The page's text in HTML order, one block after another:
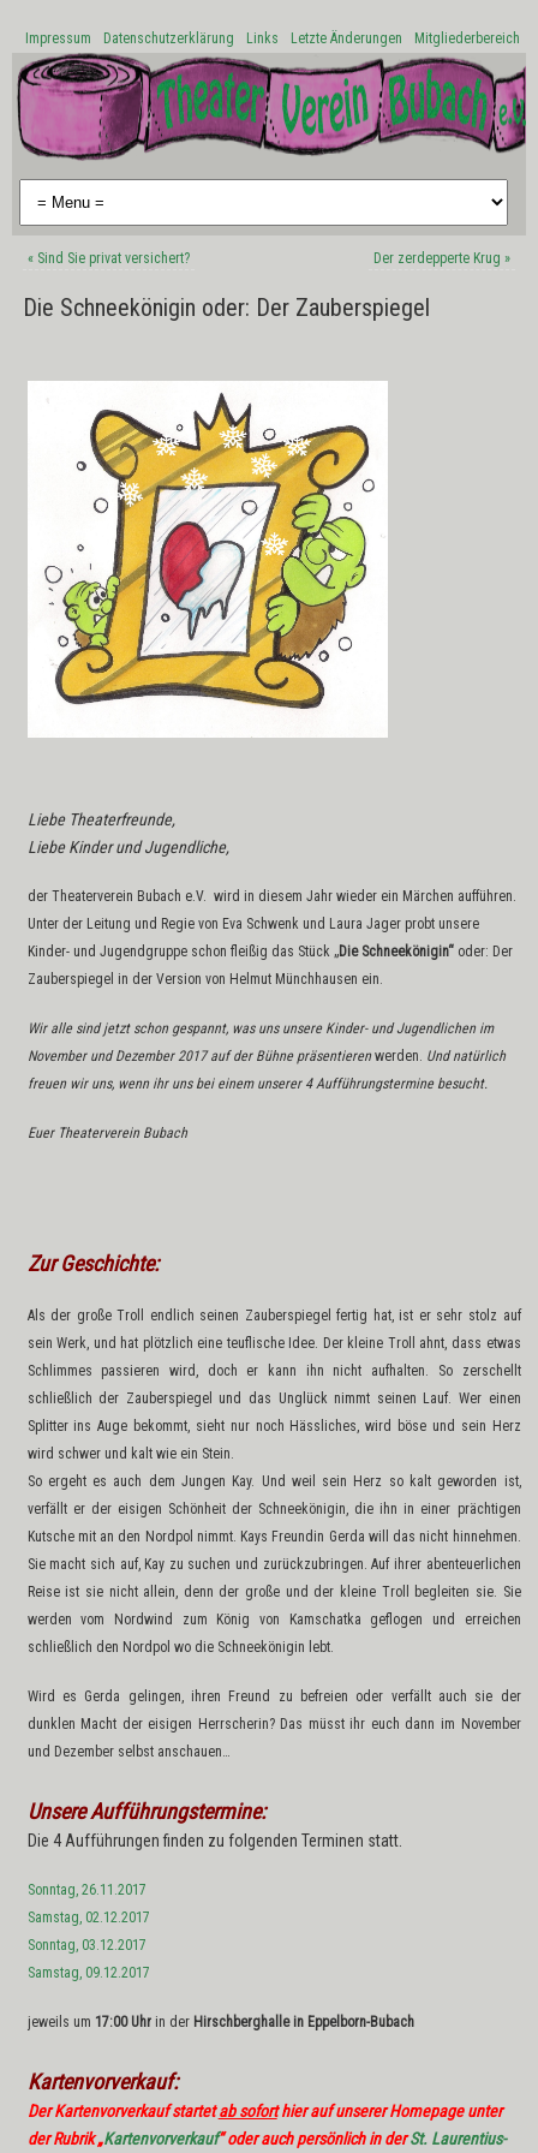
Impressum Datenschutzerklärung Links Letzte Änderungen Mitgliederbereich
«Sind Sie privat versichert? Der zerdepperte Krug»
Die Schneekönigin oder: Der Zauberspiegel
Liebe Theaterfreunde,
Liebe Kinder und Jugendliche,
der Theaterverein Bubach e.V. wird in diesem Jahr wieder ein Märchen aufführen.
Unter der Leitung und Regie von Eva Schwenk und Laura Jager probt unsere
Kinder- und Jugendgruppe schon fleißig das Stück „Die Schneekönigin“oder: Der
Zauberspiegel in der Version von Helmut Münchhausen ein.
Wir alle sind jetzt schon gespannt, was uns unsere Kinder- und Jugendlichen im
November und Dezember 2017 auf der Bühne präsentieren werden. Und natürlich
freuen wir uns, wenn ihr uns bei einem unserer 4 Aufführungstermine besucht.
Euer Theaterverein Bubach
Zur Geschichte:
Als der große Troll endlich seinen Zauberspiegel fertig hat, ist er sehr stolz auf
sein Werk, und hat plötzlich eine teuflische Idee. Der kleine Troll ahnt, dass etwas
Schlimmes passieren wird, doch er kann ihn nicht aufhalten. So zerschellt
schließlich der Zauberspiegel und das Unglück nimmt seinen Lauf. Wer einen
Splitter ins Auge bekommt, sieht nur noch Hässliches, wird böse und sein Herz
wird schwer und kalt wie ein Stein.
So ergeht es auch dem Jungen Kay. Und weil sein Herz so kalt geworden ist,
verfällt er der eisigen Schönheit der Schneekönigin, die ihn in einer prächtigen
Kutsche mit an den Nordpol nimmt. Kays Freundin Gerda will das nicht hinnehmen.
Sie macht sich auf, Kay zu suchen und zurückzubringen. Auf ihrer abenteuerlichen
Reise ist sie nicht allein, denn der große und der kleine Troll begleiten sie. Sie
werden vom Nordwind zum König von Kamschatka geflogen und erreichen
schließlich den Nordpol wo die Schneekönigin lebt.
Wird es Gerda gelingen, ihren Freund zu befreien oder verfällt auch sie der
dunklen Macht der eisigen Herrscherin? Das müsst ihr euch dann im November
und Dezember selbst anschauen…
Unsere Aufführungstermine:
Die 4 Aufführungen finden zu folgenden Terminen statt.
Sonntag, 26.11.2017
Samstag, 02.12.2017
Sonntag, 03.12.2017
Samstag, 09.12.2017
jeweils um 17:00 Uhrin der Hirschberghalle in Eppelborn-Bubach
Kartenvorverkauf:
Der Kartenvorverkauf startetab soforthier auf unserer Homepage unter
der Rubrik „Kartenvorverkauf“ oder auch persönlich in derSt. Laurentius-